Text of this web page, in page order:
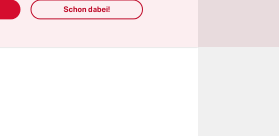
Schon dabei!